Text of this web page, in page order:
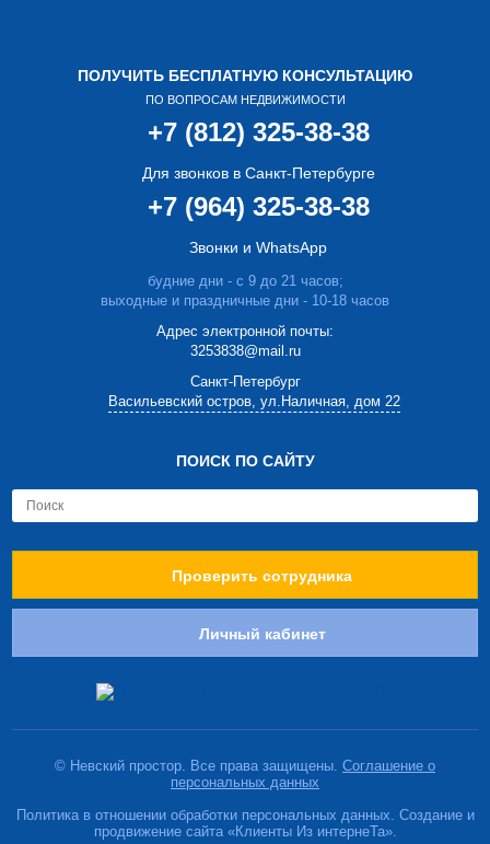
ПОЛУЧИТЬ БЕСПЛАТНУЮ КОНСУЛЬТАЦИЮ
ПО ВОПРОСАМ НЕДВИЖИМОСТИ
+7 (812) 325-38-38
Для звонков в Санкт-Петербурге
+7 (964) 325-38-38
Звонки и WhatsApp
будние дни - с 9 до 21 часов;
выходные и праздничные дни - 10-18 часов
Адрес электронной почты:
3253838@mail.ru
Cанкт-Петербург
Васильевский остров, ул.Наличная, дом 22
ПОИСК ПО САЙТУ
Проверить сотрудника
Личный кабинет
© Невский простор. Все права защищены. Соглашение о
персональных данных
Политика в отношении обработки персональных данных. Создание и
продвижение сайта «Клиенты Из интернеТа».